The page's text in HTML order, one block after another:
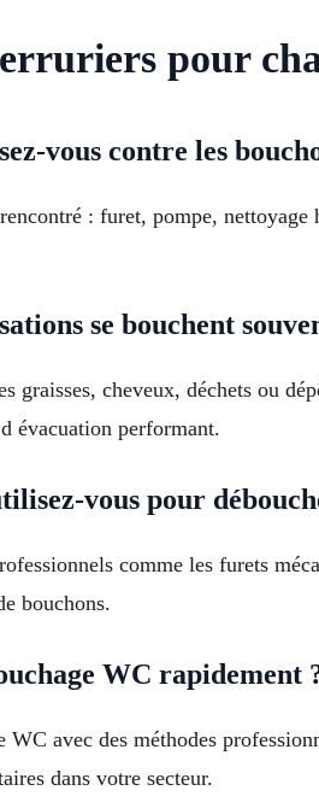
pour
vous contre les
: furet, pompe,
se bouchent
graisses, cheveux, déchets ou
évacuation performant.
vous pour
comme les furets
bouchons.
WC rapidement
avec des méthodes
dans votre secteur.